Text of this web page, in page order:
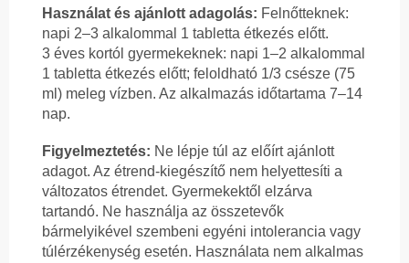
Használat és ajánlott adagolás: Felnőtteknek:
napi 2–3 alkalommal 1 tabletta étkezés előtt.
3 éves kortól gyermekeknek: napi 1–2 alkalommal
1 tabletta étkezés előtt; feloldható 1/3 csésze (75
ml) meleg vízben. Az alkalmazás időtartama 7–14
nap.
Figyelmeztetés: Ne lépje túl az előírt ajánlott
adagot. Az étrend-kiegészítő nem helyettesíti a
változatos étrendet. Gyermekektől elzárva
tartandó. Ne használja az összetevők
bármelyikével szembeni egyéni intolerancia vagy
túlérzékenység esetén. Használata nem alkalmas